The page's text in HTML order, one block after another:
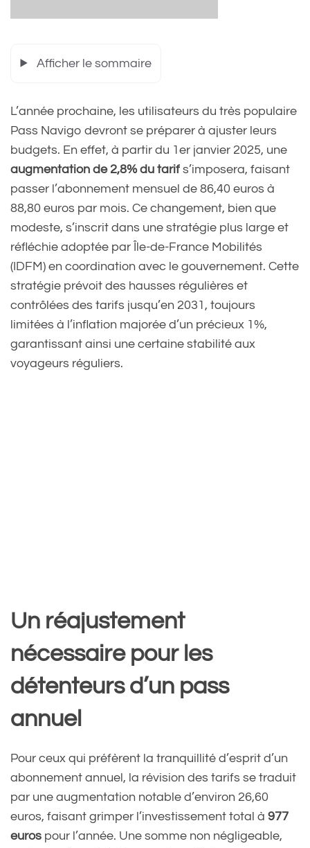
Afficher le sommaire
L’année prochaine, les utilisateurs du très populaire
Pass Navigo devront se préparer à ajuster leurs
budgets. En effet, à partir du 1er janvier 2025, une
augmentation de 2,8% du tarif s’imposera, faisant
passer l’abonnement mensuel de 86,40 euros à
88,80 euros par mois. Ce changement, bien que
modeste, s’inscrit dans une stratégie plus large et
réfléchie adoptée par Île-de-France Mobilités
(IDFM) en coordination avec le gouvernement. Cette
stratégie prévoit des hausses régulières et
contrôlées des tarifs jusqu’en 2031, toujours
limitées à l’inflation majorée d’un précieux 1%,
garantissant ainsi une certaine stabilité aux
voyageurs réguliers.
Un réajustement
nécessaire pour les
détenteurs d’un pass
annuel
Pour ceux qui préfèrent la tranquillité d’esprit d’un
abonnement annuel, la révision des tarifs se traduit
par une augmentation notable d’environ 26,60
euros, faisant grimper l’investissement total à 977
euros pour l’année. Une somme non négligeable,